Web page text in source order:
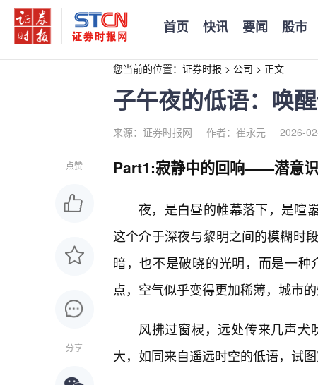
首页 快讯 要闻 股市
您当前的位置： 证券时报 > 公司 > 正文
子午夜的低语：唤
来源：证券时报网 作者：崔永元 2026-
点赞
分享
Part1:寂静中的回响——潜意
夜，是白昼的帷幕落下，是喧
这个介于深夜与黎明之间的模糊时
暗，也不是破晓的光明，而是一
点，空气似乎变得更加稀薄，城市
风拂过窗棂，远处传来几声
大，如同来自遥远时空的低语，试